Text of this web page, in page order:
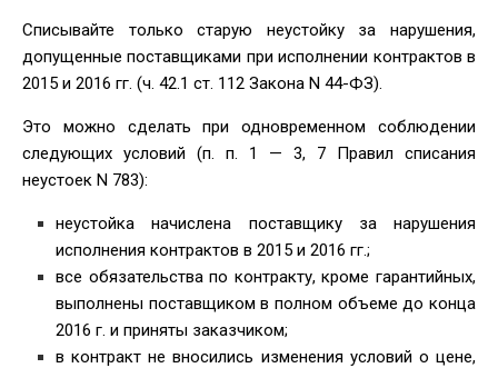
Списывайте только старую неустойку за нарушения,
допущенные поставщиками при исполнении контрактов в
2015 и 2016 гг. (ч. 42.1 ст. 112 Закона N 44-ФЗ).
Это можно сделать при одновременном соблюдении
следующих условий (п. п. 1 — 3, 7 Правил списания
неустоек N 783):
неустойка начислена поставщику за нарушения
исполнения контрактов в 2015 и 2016 гг.;
все обязательства по контракту, кроме гарантийных,
выполнены поставщиком в полном объеме до конца
2016 г. и приняты заказчиком;
в контракт не вносились изменения условий о цене,